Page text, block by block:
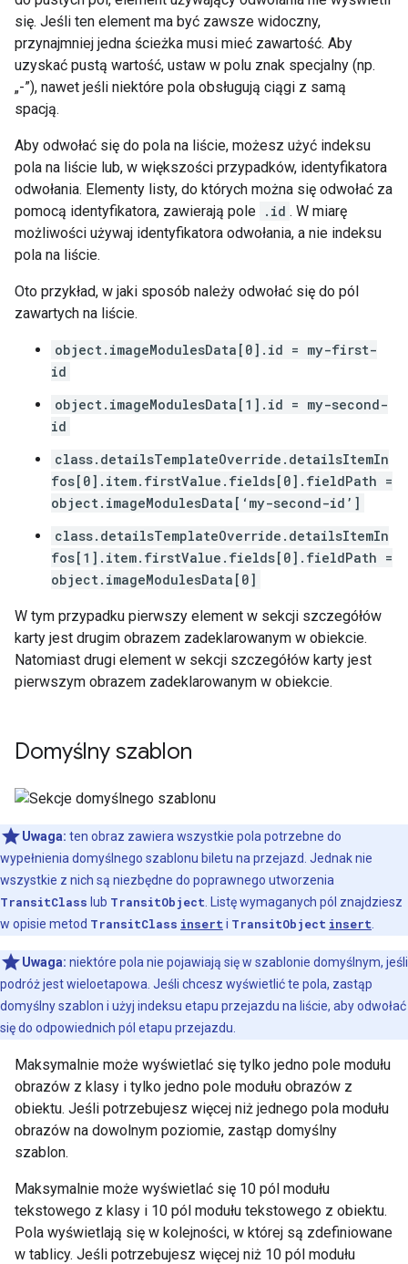
się. Jeśli ten element ma być zawsze widoczny,
przynajmniej jedna ścieżka musi mieć zawartość. Aby
uzyskać pustą wartość, ustaw w polu znak specjalny (np.
„-”), nawet jeśli niektóre pola obsługują ciągi z samą
spacją.
Aby odwołać się do pola na liście, możesz użyć indeksu
pola na liście lub, w większości przypadków, identyfikatora
odwołania. Elementy listy, do których można się odwołać za
pomocą identyfikatora, zawierają pole .id . W miarę
możliwości używaj identyfikatora odwołania, a nie indeksu
pola na liście.
Oto przykład, w jaki sposób należy odwołać się do pól
zawartych na liście.
object.imageModulesData[0].id = my-first-
id
object.imageModulesData[1].id = my-second-
id
class.detailsTemplateOverride.detailsItemIn
fos[0].item.firstValue.fields[0].fieldPath =
object.imageModulesData[‘my-second-id’]
class.detailsTemplateOverride.detailsItemIn
fos[1].item.firstValue.fields[0].fieldPath =
object.imageModulesData[0]
W tym przypadku pierwszy element w sekcji szczegółów
karty jest drugim obrazem zadeklarowanym w obiekcie.
Natomiast drugi element w sekcji szczegółów karty jest
pierwszym obrazem zadeklarowanym w obiekcie.
Domyślny szablon
Uwaga: ten obraz zawiera wszystkie pola potrzebne do
wypełnienia domyślnego szablonu biletu na przejazd. Jednak nie
wszystkie z nich są niezbędne do poprawnego utworzenia
TransitClass lub TransitObject . Listę wymaganych pól znajdziesz
w opisie metod TransitClass insert i TransitObject insert
Uwaga: niektóre pola nie pojawiają się w szablonie domyślnym, jeśli
podróż jest wieloetapowa. Jeśli chcesz wyświetlić te pola, zastąp
domyślny szablon i użyj indeksu etapu przejazdu na liście, aby odwołać
się do odpowiednich pól etapu przejazdu.
Maksymalnie może wyświetlać się tylko jedno pole modułu
obrazów z klasy i tylko jedno pole modułu obrazów z
obiektu. Jeśli potrzebujesz więcej niż jednego pola modułu
obrazów na dowolnym poziomie, zastąp domyślny
szablon.
Maksymalnie może wyświetlać się 10 pól modułu
tekstowego z klasy i 10 pól modułu tekstowego z obiektu.
Pola wyświetlają się w kolejności, w której są zdefiniowane
w tablicy. Jeśli potrzebujesz więcej niż 10 pól modułu